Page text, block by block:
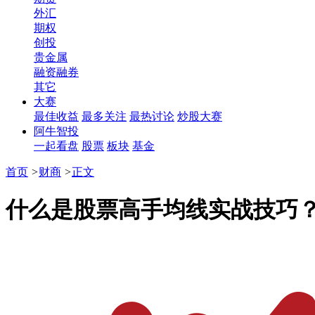
外汇
期权
创投
贵金属
融资融券
其它
大赛
最佳收益 最多关注 最热讨论 炒股大赛
阿牛智投
一起看盘 股票 板块 基金
首页 >财商 >正文
什么是股票高手均线实战技巧